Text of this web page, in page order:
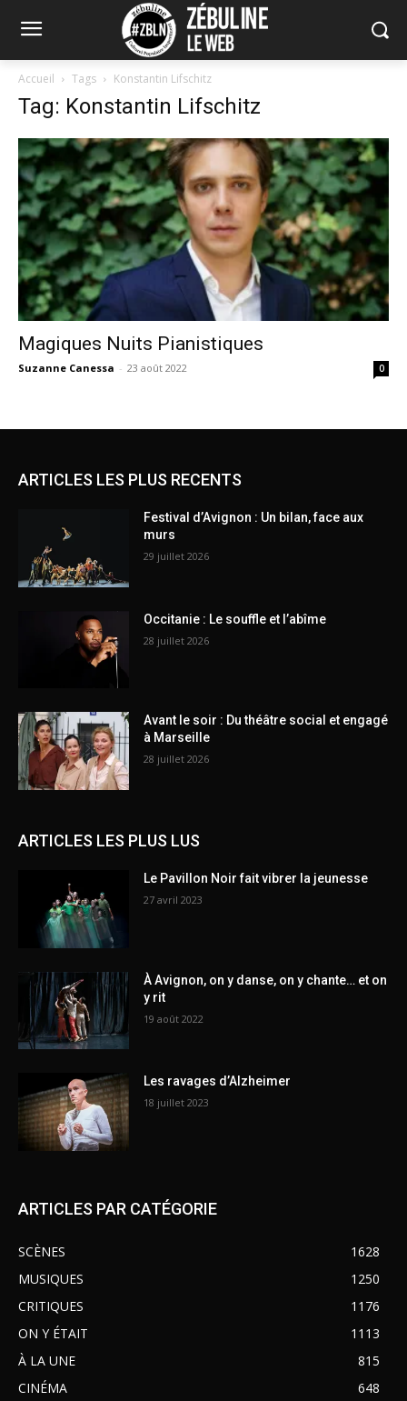
Accueil Tags Konstantin Lifschitz
Tag: Konstantin Lifschitz
Magiques Nuits Pianistiques
Suzanne Canessa - 23 août 2022 0
ARTICLES LES PLUS RECENTS
Festival d’Avignon : Un bilan, face aux
murs
29 juillet 2026
Occitanie : Le souffle et l’abîme
28 juillet 2026
Avant le soir : Du théâtre social et engagé
à Marseille
28 juillet 2026
ARTICLES LES PLUS LUS
Le Pavillon Noir fait vibrer la jeunesse
27 avril 2023
À Avignon, on y danse, on y chante… et on
y rit
19 août 2022
Les ravages d’Alzheimer
18 juillet 2023
ARTICLES PAR CATÉGORIE
SCÈNES
1628
MUSIQUES
1250
CRITIQUES
1176
ON Y ÉTAIT
1113
À LA UNE
815
CINÉMA
648